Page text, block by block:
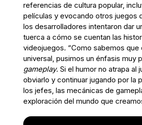
referencias de cultura popular,
películas y evocando otros juegos
los desarrolladores intentaron dar
tuerca a cómo se cuentan las
videojuegos. “Como sabemos que
universal, pusimos un énfasis muy
gameplay. Si el humor no atrapa al
obviarlo y continuar jugando por la
los jefes, las mecánicas de
exploración del mundo que